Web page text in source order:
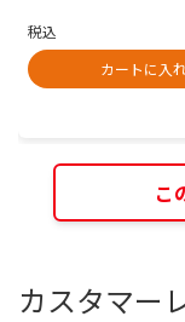
税込
カートに入
こ
カスタマー